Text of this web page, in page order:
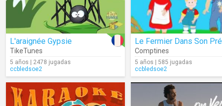
L'araignée Gypsie
TikeTunes
5 años | 2478 jugadas
ccbledsoe2
Le Fermier Dans Son Pré
Comptines
5 años | 585 jugadas
ccbledsoe2